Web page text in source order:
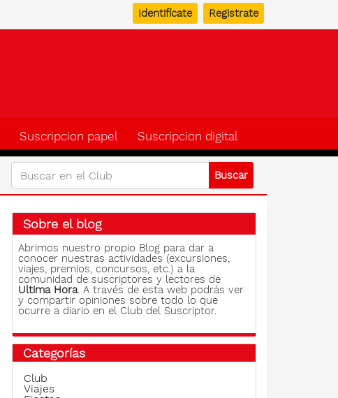
Identifícate Registrate
Suscripcion papel Suscripcion digital
Sobre el blog
Abrimos nuestro propio Blog para dar a
conocer nuestras actividades (excursiones,
viajes, premios, concursos, etc.) a la
comunidad de suscriptores y lectores de
Ultima Hora. A través de esta web podrás ver
y compartir opiniones sobre todo lo que
ocurre a diario en el Club del Suscriptor.
Categorías
Club
Viajes